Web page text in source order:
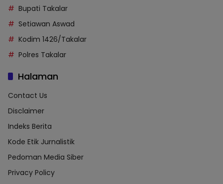
Bupati Takalar
Setiawan Aswad
Kodim 1426/Takalar
Polres Takalar
Halaman
Contact Us
Disclaimer
Indeks Berita
Kode Etik Jurnalistik
Pedoman Media Siber
Privacy Policy